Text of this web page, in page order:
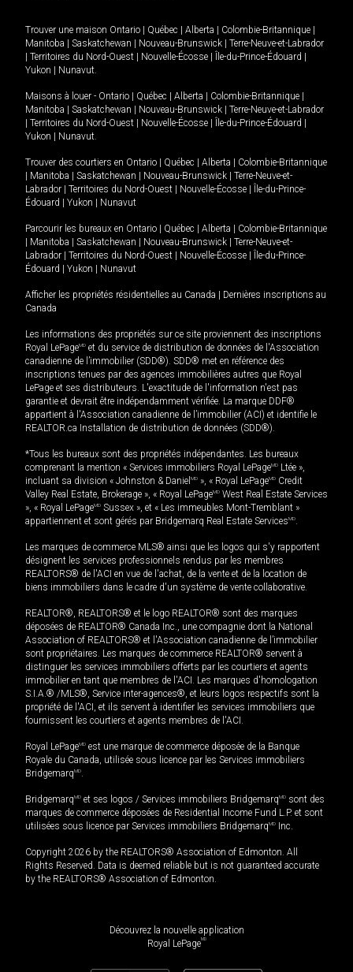
Trouver une maison Ontario Québec Alberta Colombie-Britannique
Manitoba
Saskatchewan Nouveau-Brunswick
Terre-Neuve-et-Labrador
Territoires du Nord-Ouest Nouvelle-Écosse Île-du-Prince-Édouard
Yukon
Nunavut.
Maisons à louer - Ontario Québec Alberta Colombie-Britannique
Manitoba
Saskatchewan Nouveau-Brunswick
Terre-Neuve-et-Labrador
Territoires du Nord-Ouest Nouvelle-Écosse Île-du-Prince-Édouard
Yukon
Nunavut.
Trouver des courtiers en Ontario Québec Alberta
Colombie-Britannique
Manitoba Saskatchewan Nouveau-Brunswick
Terre-Neuve-et-
Labrador
Territoires du Nord-Ouest Nouvelle-Écosse
Île-du-Prince-
Édouard
Yukon Nunavut
Parcourir les bureaux en Ontario Québec Alberta
Colombie-Britannique
Manitoba Saskatchewan Nouveau-Brunswick
Terre-Neuve-et-
Labrador
Territoires du Nord-Ouest Nouvelle-Écosse
Île-du-Prince-
Édouard
Yukon Nunavut
Afficher les propriétés résidentielles au Canada
Dernières inscriptions au
Canada
Les informations des propriétés sur ce site proviennent des inscriptions
Royal LePageMD et du service de distribution de données de l'Association
canadienne de l’immobilier (SDD®). SDD® met en référence des
inscriptions tenues par des agences immobilières autres que Royal
LePage et ses distributeurs. L'exactitude de l'information n'est pas
garantie et devrait être indépendamment vérifiée. La marque DDF®
appartient à l'Association canadienne de l’immobilier (ACI) et identifie le
REALTOR.ca Installation de distribution de données (SDD®).
*Tous les bureaux sont des propriétés indépendantes. Les bureaux
comprenant la mention « Services immobiliers Royal LePageMD Ltée »,
incluant sa division « Johnston & Daniel MD », « Royal LePageMD Credit
Valley Real Estate, Brokerage », « Royal LePageMD West Real Estate Services
», « Royal LePageMD Sussex », et « Les immeubles Mont-Tremblant »
appartiennent et sont gérés par Bridgemarq Real Estate ServicesMD.
Les marques de commerce MLS® ainsi que les logos qui s'y rapportent
désignent les services professionnels rendus par les membres
REALTORS® de l'ACI en vue de l'achat, de la vente et de la location de
biens immobiliers dans le cadre d'un système de vente collaborative.
REALTOR®, REALTORS® et le logo REALTOR® sont des marques
déposées de REALTOR® Canada Inc., une compagnie dont la National
Association of REALTORS® et l'Association canadienne de l’immobilier
sont propriétaires. Les marques de commerce REALTOR® servent à
distinguer les services immobiliers offerts par les courtiers et agents
immobilier en tant que membres de l'ACI. Les marques d'homologation
S.I.A.® /MLS®, Service inter-agences®, et leurs logos respectifs sont la
propriété de l'ACI, et ils servent à identifier les services immobiliers que
fournissent les courtiers et agents membres de l'ACI.
Royal LePageMD est une marque de commerce déposée de la Banque
Royale du Canada, utilisée sous licence par les Services immobiliers
BridgemarqMD.
BridgemarqMD et ses logos / Services immobiliers BridgemarqMD sont des
marques de commerce déposées de Residential Income Fund L.P. et sont
utilisées sous licence par Services immobiliers BridgemarqMD Inc.
Copyright 2026 by the REALTORS® Association of Edmonton. All
Rights Reserved. Data is deemed reliable but is not guaranteed accurate
by the REALTORS® Association of Edmonton.
Découvrez la nouvelle application
Royal LePageMD